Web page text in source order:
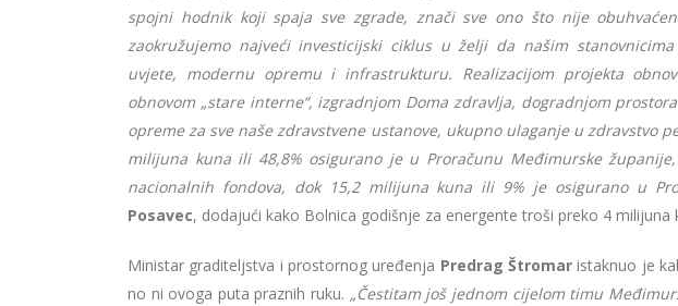
spojni hodnik koji spaja sve zgrade, znači sve ono što nije
zaokružujemo najveći investicijski ciklus u želji da našim
uvjete, modernu opremu i infrastrukturu. Realizacijom projekta
obnovom „stare interne“, izgradnjom Doma zdravlja, dogradnjom
opreme za sve naše zdravstvene ustanove, ukupno ulaganje u zdravstvo
milijuna kuna ili 48,8% osigurano je u Proračunu Međimurske
nacionalnih fondova, dok 15,2 milijuna kuna ili 9% je osigurano u
Posavec, dodajući kako Bolnica godišnje za energente troši preko 4
Ministar graditeljstva i prostornog uređenja Predrag Štromaristaknuo je
no ni ovoga puta praznih ruku. „Čestitam još jednom cijelom timu